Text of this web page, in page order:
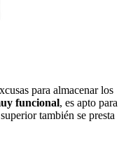
para almacenar los
funcional, es apto para
también se presta